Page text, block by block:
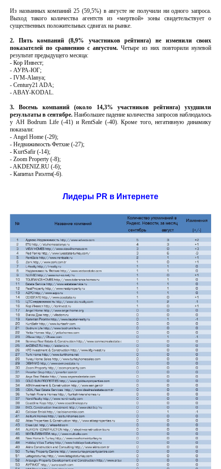
Из названных компаний 25 (59,5%) в августе не получили ни одного запроса.
Выход такого количества агентств из «мертвой» зоны свидетельствует о
существенных положительных сдвигах на рынке.
2. Пять компаний (8,9% участников рейтинга) не изменили своих
показателей по сравнению с августом. Четыре из них повторили нулевой
результат предыдущего месяца:
- Кор Инвест;
- АУРА-ЮГ;
- IVM-Аlanya;
- Century21 ADA;
- ABAY-KODAL.
3. Восемь компаний (около 14,3% участников рейтинга) ухудшили
результаты в сентябре. Наибольшее падение количества запросов наблюдалось
у АН Bodrum Life (-41) и RentSale (-40). Кроме того, негативную динамику
показали:
- Angel Home (-29);
- Недвижимость Фетхие (-27);
- KurtSafir (-14);
- Zoom Property (-8);
- AKDENIZ.RU (-6);
- Капитал Риэлти(-6).
Лидеры PR в Интернете